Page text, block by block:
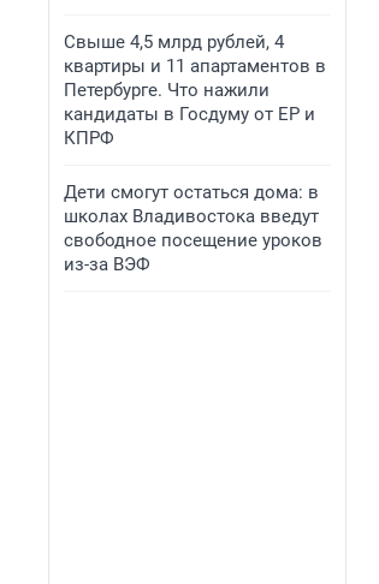
Свыше 4,5 млрд рублей, 4
квартиры и 11 апартаментов в
Петербурге. Что нажили
кандидаты в Госдуму от ЕР и
КПРФ
Дети смогут остаться дома: в
школах Владивостока введут
свободное посещение уроков
из-за ВЭФ